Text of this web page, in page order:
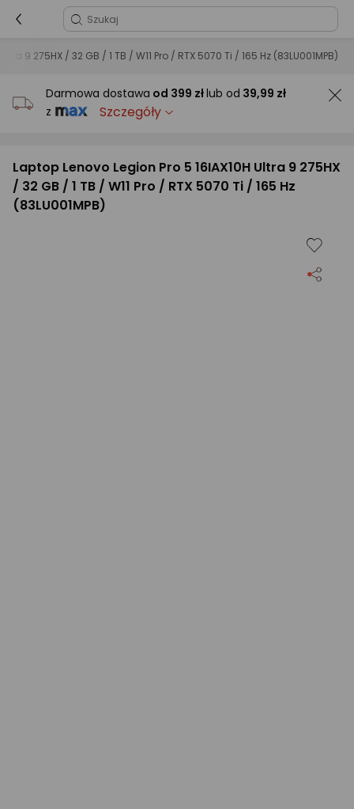
9 275HX / 32 GB / 1 TB / W11 Pro / RTX 5070 Ti / 165 Hz (83LU001MPB)
Darmowa dostawa od 399 złlub od 39,99 zł
z
Szczegóły
Laptop Lenovo Legion Pro 5 16IAX10H Ultra 9 275HX
/ 32 GB / 1 TB / W11 Pro / RTX 5070 Ti / 165 Hz
(83LU001MPB)